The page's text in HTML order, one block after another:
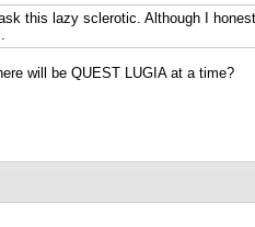
this lazy sclerotic. Although I
will be QUEST LUGIA at a time?